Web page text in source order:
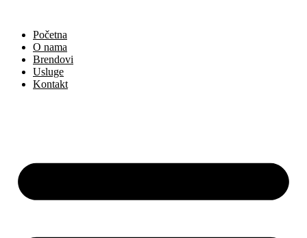
sadržajPočetna
O nama
Brendovi
Usluge
Kontakt